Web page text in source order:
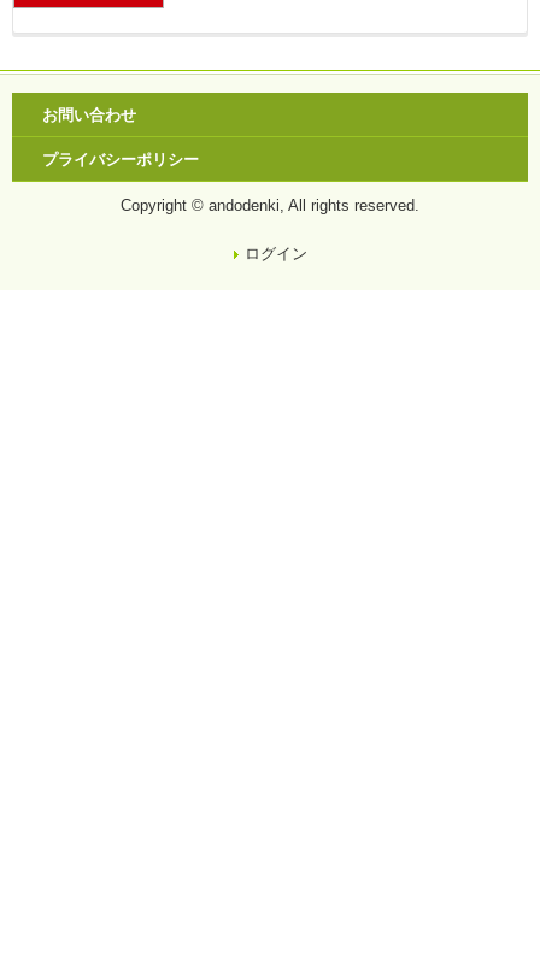
お問い合わせ
プライバシーポリシー
Copyright © andodenki, All rights reserved.
ログイン